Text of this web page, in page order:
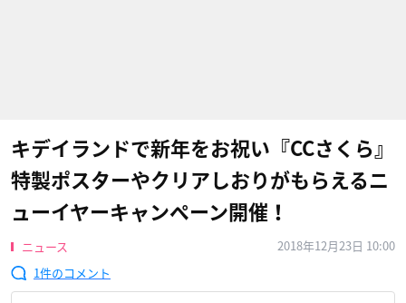
キデイランドで新年をお祝い『CCさくら』
特製ポスターやクリアしおりがもらえるニ
ューイヤーキャンペーン開催！
ニュース
2018年12月23日 10:00
1